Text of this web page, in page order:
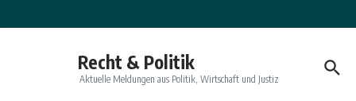
Recht & Politik
Aktuelle Meldungen aus Politik, Wirtschaft und Justiz